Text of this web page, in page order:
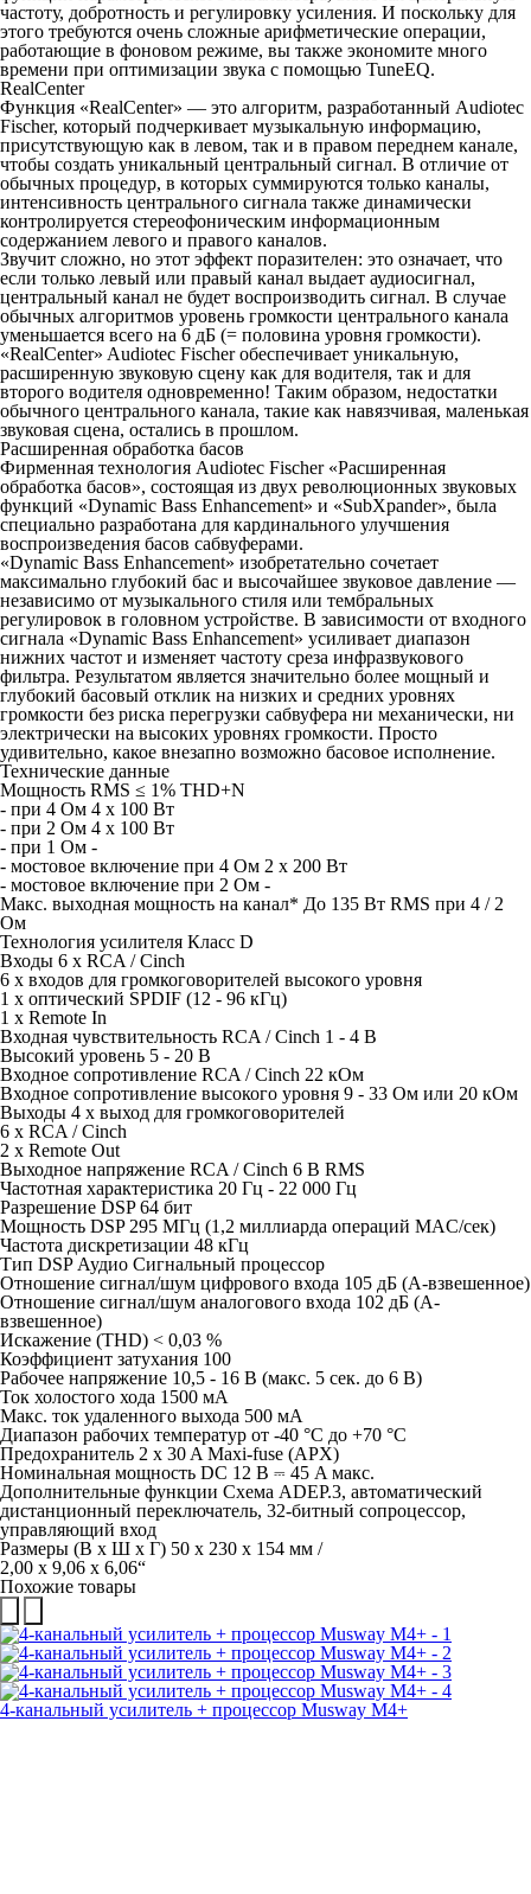
частоту, добротность и регулировку усиления. И поскольку для
этого требуются очень сложные арифметические операции,
работающие в фоновом режиме, вы также экономите много
времени при оптимизации звука с помощью TuneEQ.
RealCenter
Функция «RealCenter» — это алгоритм, разработанный Audiotec
Fischer, который подчеркивает музыкальную информацию,
присутствующую как в левом, так и в правом переднем канале,
чтобы создать уникальный центральный сигнал. В отличие от
обычных процедур, в которых суммируются только каналы,
интенсивность центрального сигнала также динамически
контролируется стереофоническим информационным
содержанием левого и правого каналов.
Звучит сложно, но этот эффект поразителен: это означает, что
если только левый или правый канал выдает аудиосигнал,
центральный канал не будет воспроизводить сигнал. В случае
обычных алгоритмов уровень громкости центрального канала
уменьшается всего на 6 дБ (= половина уровня громкости).
«RealCenter» Audiotec Fischer обеспечивает уникальную,
расширенную звуковую сцену как для водителя, так и для
второго водителя одновременно! Таким образом, недостатки
обычного центрального канала, такие как навязчивая, маленькая
звуковая сцена, остались в прошлом.
Расширенная обработка басов
Фирменная технология Audiotec Fischer «Расширенная
обработка басов», состоящая из двух революционных звуковых
функций «Dynamic Bass Enhancement» и «SubXpander», была
специально разработана для кардинального улучшения
воспроизведения басов сабвуферами.
«Dynamic Bass Enhancement» изобретательно сочетает
максимально глубокий бас и высочайшее звуковое давление —
независимо от музыкального стиля или тембральных
регулировок в головном устройстве. В зависимости от входного
сигнала «Dynamic Bass Enhancement» усиливает диапазон
нижних частот и изменяет частоту среза инфразвукового
фильтра. Результатом является значительно более мощный и
глубокий басовый отклик на низких и средних уровнях
громкости без риска перегрузки сабвуфера ни механически, ни
электрически на высоких уровнях громкости. Просто
удивительно, какое внезапно возможно басовое исполнение.
Технические данные
Мощность RMS ≤ 1% THD+N
- при 4 Ом 4 x 100 Вт
- при 2 Ом 4 x 100 Вт
- при 1 Ом -
- мостовое включение при 4 Ом 2 x 200 Вт
- мостовое включение при 2 Ом -
Макс. выходная мощность на канал* До 135 Вт RMS при 4 / 2
Ом
Технология усилителя Класс D
Входы 6 x RCA / Cinch
6 x входов для громкоговорителей высокого уровня
1 x оптический SPDIF (12 - 96 кГц)
1 x Remote In
Входная чувствительность RCA / Cinch 1 - 4 В
Высокий уровень 5 - 20 В
Входное сопротивление RCA / Cinch 22 кОм
Входное сопротивление высокого уровня 9 - 33 Ом или 20 кОм
Выходы 4 x выход для громкоговорителей
6 x RCA / Cinch
2 x Remote Out
Выходное напряжение RCA / Cinch 6 В RMS
Частотная характеристика 20 Гц - 22 000 Гц
Разрешение DSP 64 бит
Мощность DSP 295 МГц (1,2 миллиарда операций MAC/сек)
Частота дискретизации 48 кГц
Тип DSP Аудио Сигнальный процессор
Отношение сигнал/шум цифрового входа 105 дБ (A-взвешенное)
Отношение сигнал/шум аналогового входа 102 дБ (A-
взвешенное)
Искажение (THD) < 0,03 %
Коэффициент затухания 100
Рабочее напряжение 10,5 - 16 В (макс. 5 сек. до 6 В)
Ток холостого хода 1500 мА
Макс. ток удаленного выхода 500 мА
Диапазон рабочих температур от -40 °C до +70 °C
Предохранитель 2 x 30 A Maxi-fuse (APX)
Номинальная мощность DC 12 В ⎓ 45 A макс.
Дополнительные функции Схема ADEP.3, автоматический
дистанционный переключатель, 32-битный сопроцессор,
управляющий вход
Размеры (В x Ш x Г) 50 x 230 x 154 мм /
2,00 x 9,06 x 6,06“
Похожие товары
4-канальный усилитель + процессор Musway M4+